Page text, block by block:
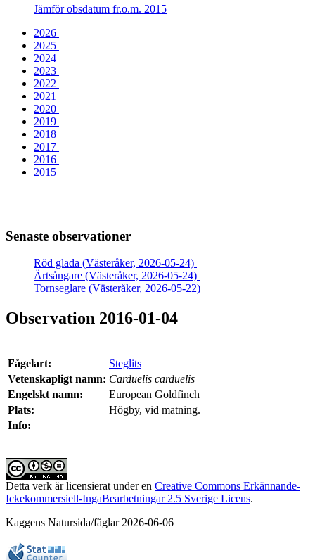
Jämför obsdatum fr.o.m. 2015
2026
2025
2024
2023
2022
2021
2020
2019
2018
2017
2016
2015
Senaste observationer
Röd glada (Västeråker, 2026-05-24)
Ärtsångare (Västeråker, 2026-05-24)
Tornseglare (Västeråker, 2026-05-22)
Observation 2016-01-04
Fågelart:
Steglits
Vetenskapligt namn: Carduelis carduelis
Engelskt namn:
European Goldfinch
Plats:
Högby, vid matning.
Info:
Detta verk är licensierat under en Creative Commons Erkännande-
Ickekommersiell-IngaBearbetningar 2.5 Sverige Licens.
Kaggens Natursida/fåglar 2026-06-06